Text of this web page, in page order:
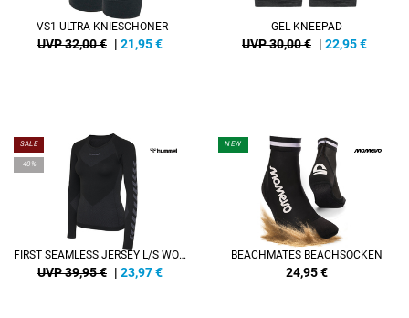
VS1 ULTRA KNIESCHONER
UVP 32,00 € | 21,95€
GEL KNEEPAD
UVP 30,00 € | 22,95€
SALE
-40%
FIRST SEAMLESS JERSEY L/S WOMAN
UVP 39,95 € | 23,97€
NEW
BEACHMATES BEACHSOCKEN
24,95€